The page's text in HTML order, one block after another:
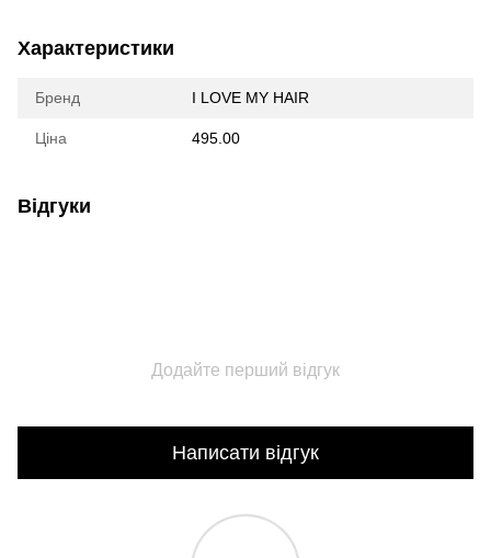
Характеристики
Бренд I LOVE MY HAIR
Ціна 495.00
Відгуки
Додайте перший відгук
Написати відгук